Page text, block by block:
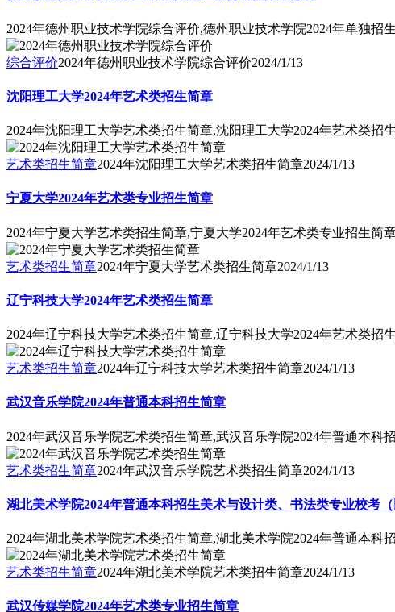
2024年德州职业技术学院综合评价,德州职业技术学院2024年单独招
综合评价2024年德州职业技术学院综合评价2024/1/13
沈阳理工大学2024年艺术类招生简章
2024年沈阳理工大学艺术类招生简章,沈阳理工大学2024年艺术类招
艺术类招生简章2024年沈阳理工大学艺术类招生简章2024/1/13
宁夏大学2024年艺术类专业招生简章
2024年宁夏大学艺术类招生简章,宁夏大学2024年艺术类专业招生简
艺术类招生简章2024年宁夏大学艺术类招生简章2024/1/13
辽宁科技大学2024年艺术类招生简章
2024年辽宁科技大学艺术类招生简章,辽宁科技大学2024年艺术类招
艺术类招生简章2024年辽宁科技大学艺术类招生简章2024/1/13
武汉音乐学院2024年普通本科招生简章
2024年武汉音乐学院艺术类招生简章,武汉音乐学院2024年普通本科
艺术类招生简章2024年武汉音乐学院艺术类招生简章2024/1/13
湖北美术学院2024年普通本科招生美术与设计类、书法类专业校考
2024年湖北美术学院艺术类招生简章,湖北美术学院2024年普通本
艺术类招生简章2024年湖北美术学院艺术类招生简章2024/1/13
武汉传媒学院2024年艺术类专业招生简章